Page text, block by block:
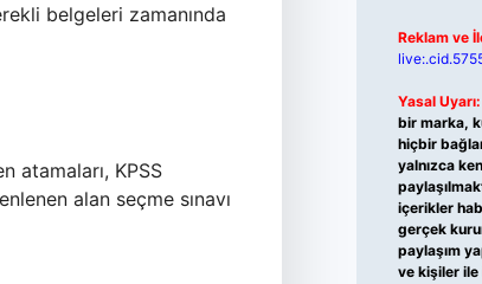
belgeleri zamanında
atamaları, KPSS
alan seçme sınavı
Reklam ve
Yasal Uyarı:
bir marka,
hiçbir
yalnızca
içerikler
gerçek
paylaşım
ve kişiler